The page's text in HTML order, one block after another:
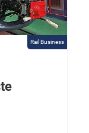
Rail Business